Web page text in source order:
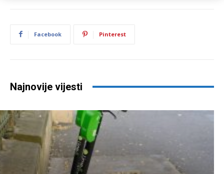
Facebook Pinterest
Najnovije vijesti